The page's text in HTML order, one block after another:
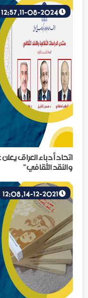
اتحاد أدباء العراق
والنقد الثقافي"